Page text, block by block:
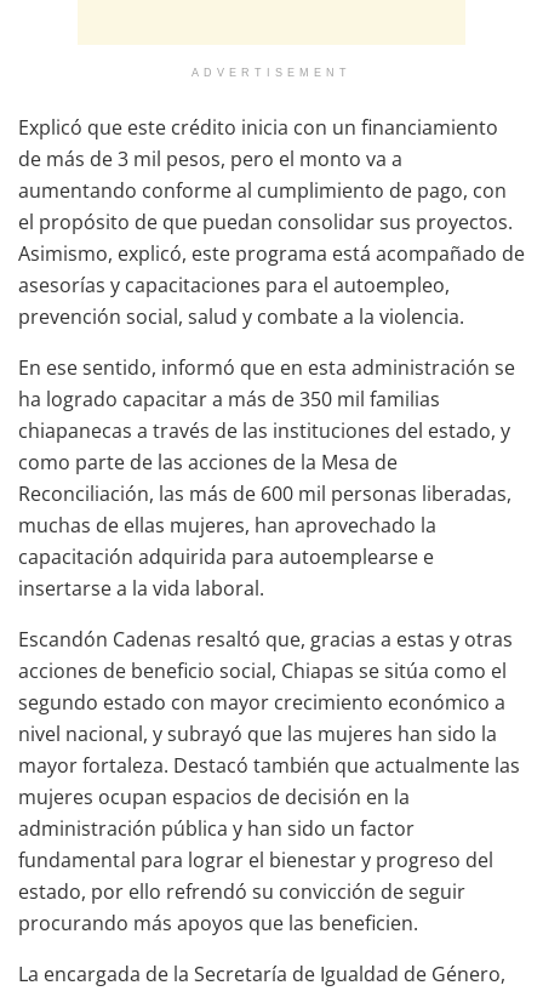
ADVERTISEMENT
Explicó que este crédito inicia con un financiamiento
de más de 3 mil pesos, pero el monto va a
aumentando conforme al cumplimiento de pago, con
el propósito de que puedan consolidar sus proyectos.
Asimismo, explicó, este programa está acompañado de
asesorías y capacitaciones para el autoempleo,
prevención social, salud y combate a la violencia.
En ese sentido, informó que en esta administración se
ha logrado capacitar a más de 350 mil familias
chiapanecas a través de las instituciones del estado, y
como parte de las acciones de la Mesa de
Reconciliación, las más de 600 mil personas liberadas,
muchas de ellas mujeres, han aprovechado la
capacitación adquirida para autoemplearse e
insertarse a la vida laboral.
Escandón Cadenas resaltó que, gracias a estas y otras
acciones de beneficio social, Chiapas se sitúa como el
segundo estado con mayor crecimiento económico a
nivel nacional, y subrayó que las mujeres han sido la
mayor fortaleza. Destacó también que actualmente las
mujeres ocupan espacios de decisión en la
administración pública y han sido un factor
fundamental para lograr el bienestar y progreso del
estado, por ello refrendó su convicción de seguir
procurando más apoyos que las beneficien.
La encargada de la Secretaría de Igualdad de Género,